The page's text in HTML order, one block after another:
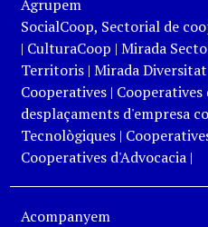
Agrupem
SocialCoop, Sectorial de
| CulturaCoop | Mirada
Territoris| Mirada
Cooperatives|
desplaçaments d'empresa
Tecnològiques|
Cooperatives d'Advocacia|
Acompanyem